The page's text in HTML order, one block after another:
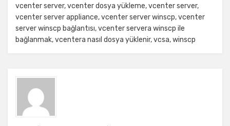
vcenter server,vcenter dosya yükleme,vcenter server,
vcenter server appliance,vcenter server winscp,vcenter
server winscp bağlantısı,vcenter servera winscp ile
bağlanmak,vcentera nasıl dosya yüklenir,vcsa,winscp